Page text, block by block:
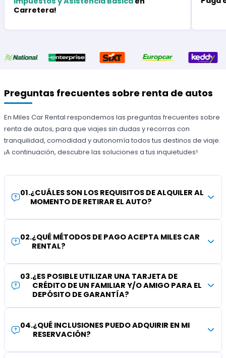
Carretera!
Preguntas frecuentes sobre renta de autos
En Miles Car Rental respondemos las preguntas frecuentes sobre
renta de autos, para que viajes sin dudas y recorras con
tranquilidad, comodidad y autonomía todos tus destinos de viaje.
¡A continuación, descubre las soluciones a tus inquietudes!
01.¿CUÁLES SON LOS REQUISITOS DE ALQUILER AL
MOMENTO DE RETIRAR EL AUTO?
02.¿QUÉ MÉTODOS DE PAGO ACEPTA MILES CAR
RENTAL?
03.¿ES POSIBLE UTILIZAR UNA TARJETA DE
CRÉDITO DE UN FAMILIAR Y/O AMIGO PARA EL
DEPÓSITO DE GARANTÍA?
04.¿QUÉ INCLUSIONES PUEDO ADQUIRIR EN MI
RESERVACIÓN?